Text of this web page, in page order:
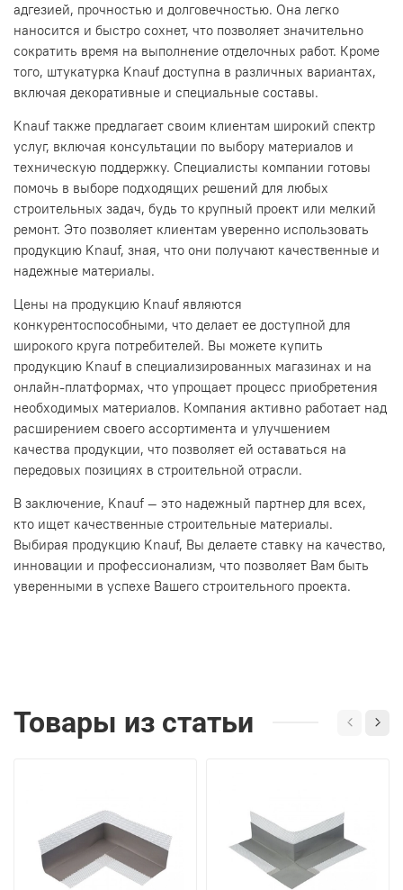
адгезией, прочностью и долговечностью. Она легко
наносится и быстро сохнет, что позволяет значительно
сократить время на выполнение отделочных работ. Кроме
того, штукатурка Knauf доступна в различных вариантах,
включая декоративные и специальные составы.
Knauf также предлагает своим клиентам широкий спектр
услуг, включая консультации по выбору материалов и
техническую поддержку. Специалисты компании готовы
помочь в выборе подходящих решений для любых
строительных задач, будь то крупный проект или мелкий
ремонт. Это позволяет клиентам уверенно использовать
продукцию Knauf, зная, что они получают качественные и
надежные материалы.
Цены на продукцию Knauf являются
конкурентоспособными, что делает ее доступной для
широкого круга потребителей. Вы можете купить
продукцию Knauf в специализированных магазинах и на
онлайн-платформах, что упрощает процесс приобретения
необходимых материалов. Компания активно работает над
расширением своего ассортимента и улучшением
качества продукции, что позволяет ей оставаться на
передовых позициях в строительной отрасли.
В заключение, Knauf — это надежный партнер для всех,
кто ищет качественные строительные материалы.
Выбирая продукцию Knauf, Вы делаете ставку на качество,
инновации и профессионализм, что позволяет Вам быть
уверенными в успехе Вашего строительного проекта.
Товары из статьи